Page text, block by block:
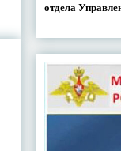
отдела